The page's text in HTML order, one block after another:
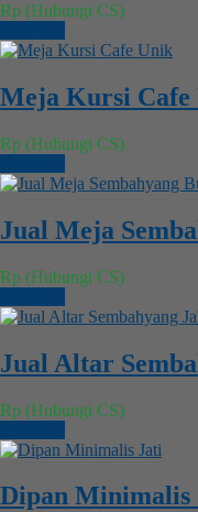
Rp (Hubungi CS)
Meja Kursi Cafe
Rp (Hubungi CS)
Jual Meja
Rp (Hubungi CS)
Jual Altar
Rp (Hubungi CS)
Dipan Minimalis